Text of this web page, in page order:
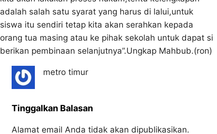
adalah salah satu syarat yang harus di lalui,untuk
siswa itu sendiri tetap kita akan serahkan kepada
orang tua masing atau ke pihak sekolah untuk dapat si
berikan pembinaan selanjutnya”.Ungkap Mahbub.(ron)
metro timur
Tinggalkan Balasan
Alamat email Anda tidak akan dipublikasikan.